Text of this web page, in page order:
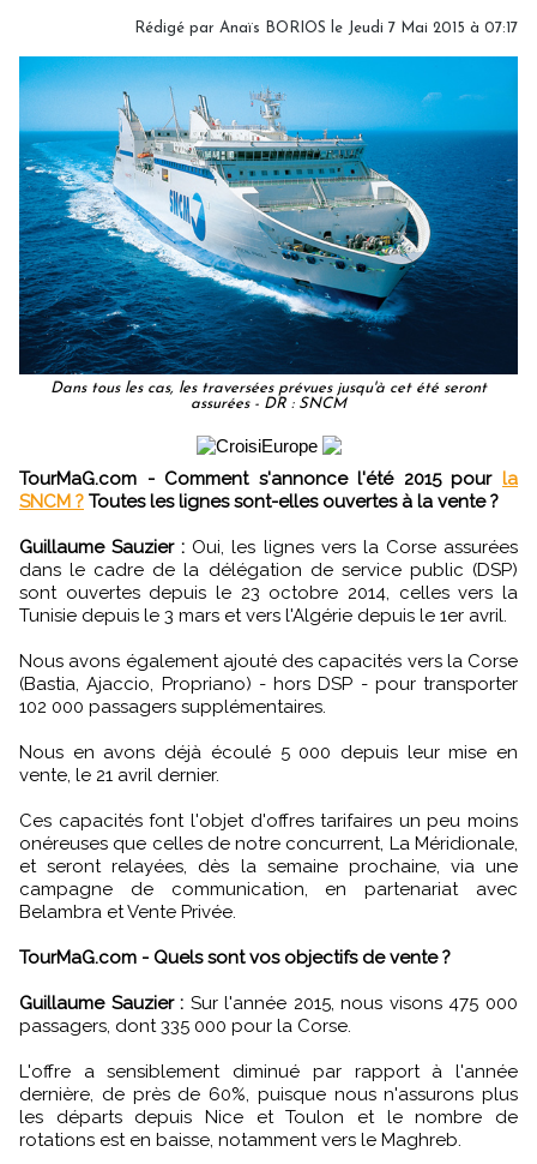
Rédigé par Anaïs BORIOS le Jeudi 7 Mai 2015 à 07:17
Dans tous les cas, les traversées prévues jusqu'à cet été seront
assurées - DR : SNCM
TourMaG.com - Comment s'annonce l'été 2015 pour la
SNCM ? Toutes les lignes sont-elles ouvertes à la vente ?
Guillaume Sauzier : Oui, les lignes vers la Corse assurées
dans le cadre de la délégation de service public (DSP)
sont ouvertes depuis le 23 octobre 2014, celles vers la
Tunisie depuis le 3 mars et vers l'Algérie depuis le 1er avril.
Nous avons également ajouté des capacités vers la Corse
(Bastia, Ajaccio, Propriano) - hors DSP - pour transporter
102 000 passagers supplémentaires.
Nous en avons déjà écoulé 5 000 depuis leur mise en
vente, le 21 avril dernier.
Ces capacités font l'objet d'offres tarifaires un peu moins
onéreuses que celles de notre concurrent, La Méridionale,
et seront relayées, dès la semaine prochaine, via une
campagne de communication, en partenariat avec
Belambra et Vente Privée.
TourMaG.com - Quels sont vos objectifs de vente ?
Guillaume Sauzier : Sur l'année 2015, nous visons 475 000
passagers, dont 335 000 pour la Corse.
L'offre a sensiblement diminué par rapport à l'année
dernière, de près de 60%, puisque nous n'assurons plus
les départs depuis Nice et Toulon et le nombre de
rotations est en baisse, notamment vers le Maghreb.